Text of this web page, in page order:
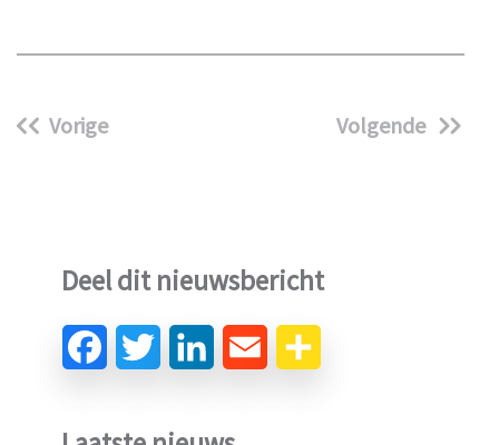
Vorige Volgende
Deel dit nieuwsbericht